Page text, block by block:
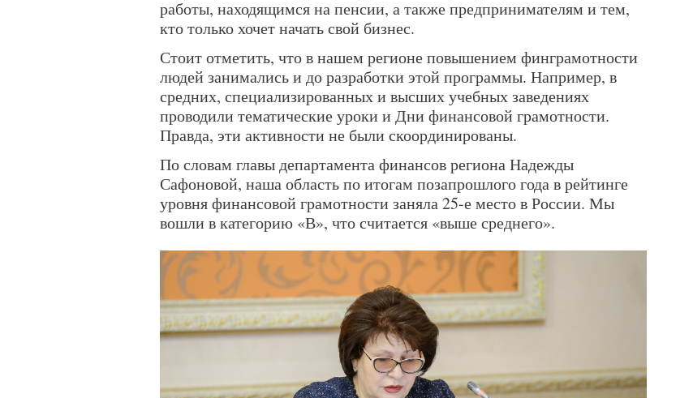
работы, находящимся на пенсии, а также предпринимателям и тем,
кто только хочет начать свой бизнес.
Стоит отметить, что в нашем регионе повышением финграмотности
людей занимались и до разработки этой программы. Например, в
средних, специализированных и высших учебных заведениях
проводили тематические уроки и Дни финансовой грамотности.
Правда, эти активности не были скоординированы.
По словам главы департамента финансов региона Надежды
Сафоновой, наша область по итогам позапрошлого года в рейтинге
уровня финансовой грамотности заняла 25-е место в России. Мы
вошли в категорию «В», что считается «выше среднего».